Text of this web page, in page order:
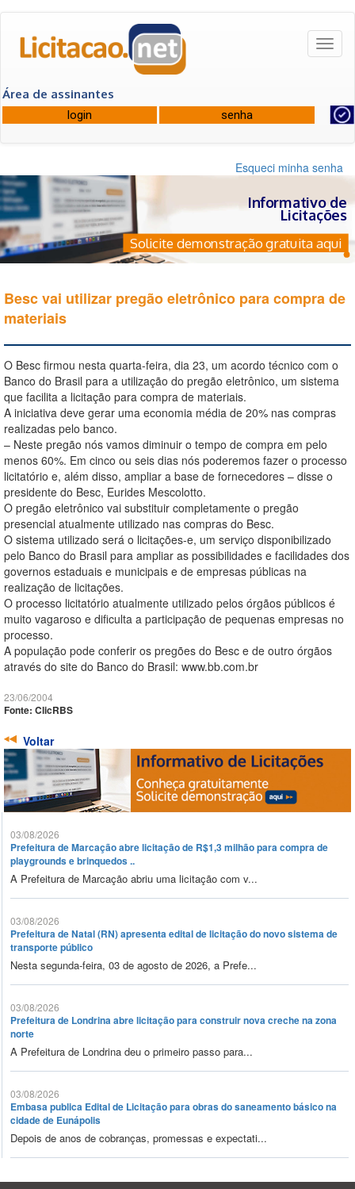
Área de assinantes
Esqueci minha senha
Informativo de
Licitações
Solicite demonstração gratuita aqui
Besc vai utilizar pregão eletrônico para compra de
materiais
O Besc firmou nesta quarta-feira, dia 23, um acordo técnico com o
Banco do Brasil para a utilização do pregão eletrônico, um sistema
que facilita a licitação para compra de materiais.
A iniciativa deve gerar uma economia média de 20% nas compras
realizadas pelo banco.
– Neste pregão nós vamos diminuir o tempo de compra em pelo
menos 60%. Em cinco ou seis dias nós poderemos fazer o processo
licitatório e, além disso, ampliar a base de fornecedores – disse o
presidente do Besc, Eurides Mescolotto.
O pregão eletrônico vai substituir completamente o pregão
presencial atualmente utilizado nas compras do Besc.
O sistema utilizado será o licitações-e, um serviço disponibilizado
pelo Banco do Brasil para ampliar as possibilidades e facilidades dos
governos estaduais e municipais e de empresas públicas na
realização de licitações.
O processo licitatório atualmente utilizado pelos órgãos públicos é
muito vagaroso e dificulta a participação de pequenas empresas no
processo.
A população pode conferir os pregões do Besc e de outro órgãos
através do site do Banco do Brasil: www.bb.com.br
23/06/2004
Fonte: ClicRBS
Voltar
03/08/2026
Prefeitura de Marcação abre licitação de R$1,3 milhão para compra de
playgrounds e brinquedos ..
A Prefeitura de Marcação abriu uma licitação com v...
03/08/2026
Prefeitura de Natal (RN) apresenta edital de licitação do novo sistema de
transporte público
Nesta segunda-feira, 03 de agosto de 2026, a Prefe...
03/08/2026
Prefeitura de Londrina abre licitação para construir nova creche na zona
norte
A Prefeitura de Londrina deu o primeiro passo para...
03/08/2026
Embasa publica Edital de Licitação para obras do saneamento básico na
cidade de Eunápolis
Depois de anos de cobranças, promessas e expectati...